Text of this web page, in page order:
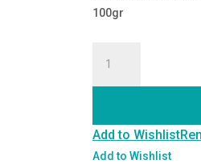
100gr
gr
ποσότητα
Add to Wishlist
Add to Wishlist